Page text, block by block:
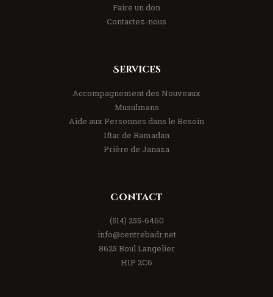
Faire un don
Contactez-nous
Services
Accompagnement des Nouveaux
Musulmans
Aide aux Personnes dans le Besoin
Iftar de Ramadan
Prière de Janaza
Contact
(514) 255-6460
info@centrebadr.net
8625 Boul Langelier
H1P 2C6